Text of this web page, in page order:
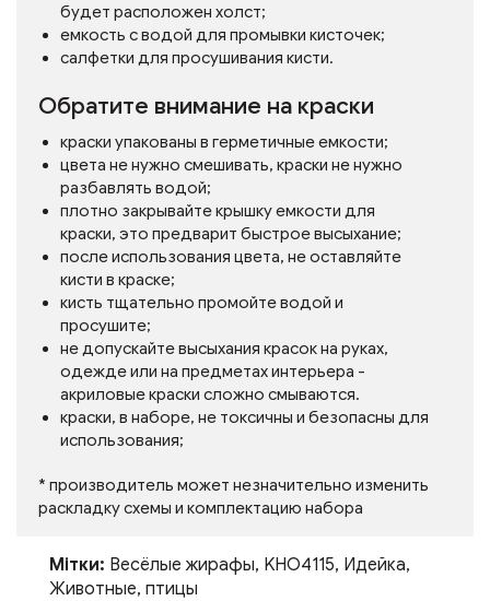
будет расположен холст;
емкость с водой для промывки кисточек;
салфетки для просушивания кисти.
Обратите внимание на краски
краски упакованы в герметичные емкости;
цвета не нужно смешивать, краски не нужно
разбавлять водой;
плотно закрывайте крышку емкости для
краски, это предварит быстрое высыхание;
после использования цвета, не оставляйте
кисти в краске;
кисть тщательно промойте водой и
просушите;
не допускайте высыхания красок на руках,
одежде или на предметах интерьера -
акриловые краски сложно смываются.
краски, в наборе, не токсичны и безопасны для
использования;
* производитель может незначительно изменить
раскладку схемы и комплектацию набора
Мітки: Весёлые жирафы, KHO4115, Идейка,
Животные, птицы